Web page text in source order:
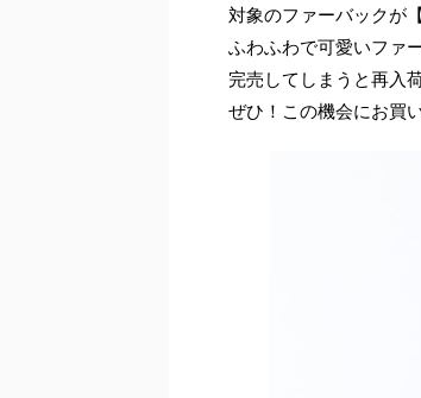
対象のファーバックが
ふわふわで可愛いファ
完売してしまうと再入
ぜひ！この機会にお買